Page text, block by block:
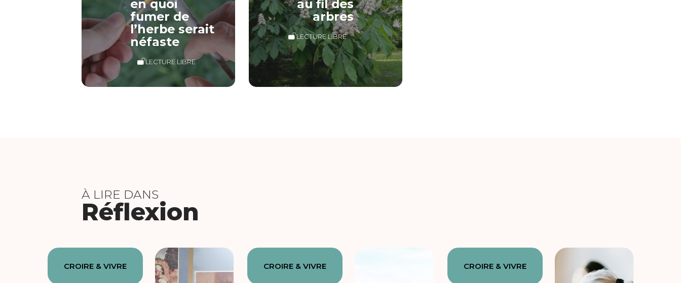
en quoi
fumer de
l’herbe serait
néfaste
LECTURE LIBRE
au fil des
arbres
LECTURE LIBRE
À LIRE DANS
Réflexion
CROIRE & VIVRE CROIRE & VIVRE CROIRE & VIVRE